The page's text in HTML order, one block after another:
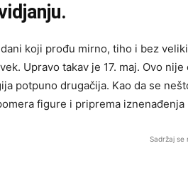
koji prođu mirno, tiho i bez
Upravo takav je 17. maj. Ovo
potpuno drugačija. Kao da se
figure i priprema
Sadržaj se